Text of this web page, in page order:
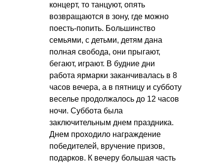
концерт, то танцуют, опять
возвращаются в зону, где можно
поесть-попить. Большинство
семьями, с детьми, детям дана
полная свобода, они прыгают,
бегают, играют. В будние дни
работа ярмарки заканчивалась в 8
часов вечера, а в пятницу и субботу
веселье продолжалось до 12 часов
ночи. Суббота была
заключительным днем праздника.
Днем проходило награждение
победителей, вручение призов,
подарков. К вечеру большая часть